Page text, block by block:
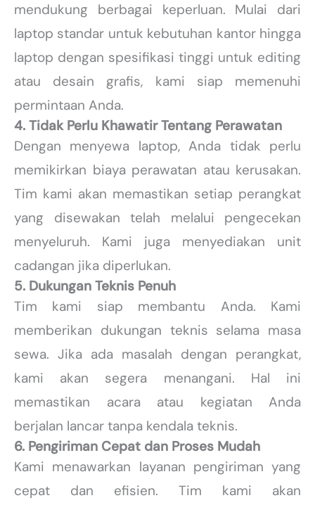
mendukung berbagai keperluan. Mulai dari
laptop standar untuk kebutuhan kantor hingga
laptop dengan spesifikasi tinggi untuk editing
atau desain grafis, kami siap memenuhi
permintaan Anda.
4. Tidak Perlu Khawatir Tentang Perawatan
Dengan menyewa laptop, Anda tidak perlu
memikirkan biaya perawatan atau kerusakan.
Tim kami akan memastikan setiap perangkat
yang disewakan telah melalui pengecekan
menyeluruh. Kami juga menyediakan unit
cadangan jika diperlukan.
5. Dukungan Teknis Penuh
Tim kami siap membantu Anda. Kami
memberikan dukungan teknis selama masa
sewa. Jika ada masalah dengan perangkat,
kami akan segera menangani. Hal ini
memastikan acara atau kegiatan Anda
berjalan lancar tanpa kendala teknis.
6. Pengiriman Cepat dan Proses Mudah
Kami menawarkan layanan pengiriman yang
cepat dan efisien. Tim kami akan